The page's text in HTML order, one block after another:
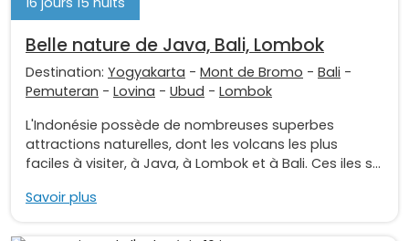
Belle nature de Java, Bali, Lombok
Destination: Yogyakarta - Mont de Bromo - Bali -
Pemuteran - Lovina - Ubud - Lombok
L'Indonésie possède de nombreuses superbes
attractions naturelles, dont les volcans les plus
faciles à visiter, à Java, à Lombok et à Bali. Ces iles s...
Savoir plus